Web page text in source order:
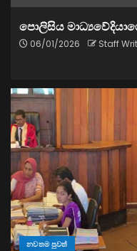
පොලිසිය
06/01/2026 Staff
නවතම පුවත්